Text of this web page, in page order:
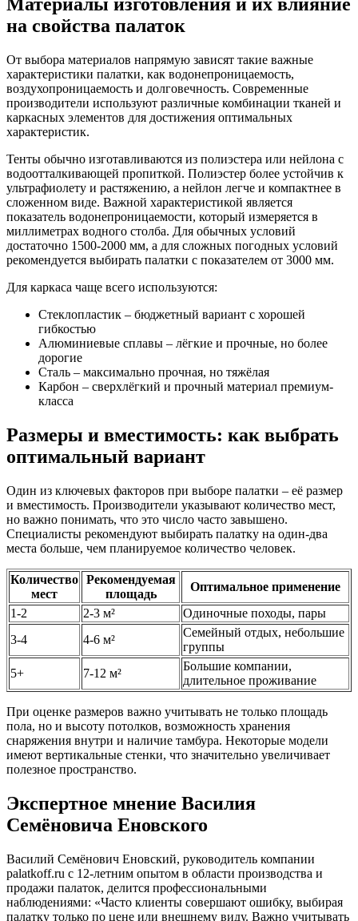
Материалы изготовления и их влияние
на свойства палаток
От выбора материалов напрямую зависят такие важные
характеристики палатки, как водонепроницаемость,
воздухопроницаемость и долговечность. Современные
производители используют различные комбинации тканей и
каркасных элементов для достижения оптимальных
характеристик.
Тенты обычно изготавливаются из полиэстера или нейлона с
водоотталкивающей пропиткой. Полиэстер более устойчив к
ультрафиолету и растяжению, а нейлон легче и компактнее в
сложенном виде. Важной характеристикой является
показатель водонепроницаемости, который измеряется в
миллиметрах водного столба. Для обычных условий
достаточно 1500-2000 мм, а для сложных погодных условий
рекомендуется выбирать палатки с показателем от 3000 мм.
Для каркаса чаще всего используются:
Стеклопластик – бюджетный вариант с хорошей
гибкостью
Алюминиевые сплавы – лёгкие и прочные, но более
дорогие
Сталь – максимально прочная, но тяжёлая
Карбон – сверхлёгкий и прочный материал премиум-
класса
Размеры и вместимость: как выбрать
оптимальный вариант
Один из ключевых факторов при выборе палатки – её размер
и вместимость. Производители указывают количество мест,
но важно понимать, что это число часто завышено.
Специалисты рекомендуют выбирать палатку на один-два
места больше, чем планируемое количество человек.
Количество
мест
Рекомендуемая
площадь
Оптимальное применение
1-2
2-3 м²
Одиночные походы, пары
3-4
4-6 м²
Семейный отдых, небольшие
группы
5+
7-12 м²
Большие компании,
длительное проживание
При оценке размеров важно учитывать не только площадь
пола, но и высоту потолков, возможность хранения
снаряжения внутри и наличие тамбура. Некоторые модели
имеют вертикальные стенки, что значительно увеличивает
полезное пространство.
Экспертное мнение Василия
Семёновича Еновского
Василий Семёнович Еновский, руководитель компании
palatkoff.ru с 12-летним опытом в области производства и
продажи палаток, делится профессиональными
наблюдениями: «Часто клиенты совершают ошибку, выбирая
палатку только по цене или внешнему виду. Важно учитывать